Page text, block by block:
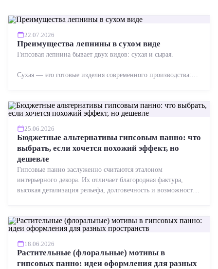
22.07.2026
Преимущества лепнины в сухом виде
Гипсовая лепнина бывает двух видов: сухая и сырая.
Сухая — это готовые изделия современного производства:
25.06.2026
Бюджетные альтернативы гипсовым панно: что
выбрать, если хочется похожий эффект, но
дешевле
Гипсовые панно заслуженно считаются эталоном
интерьерного декора. Их отличает благородная фактура,
высокая детализация рельефа, долговечность и возможность
18.06.2026
Растительные (флоральные) мотивы в
гипсовых панно: идеи оформления для разных